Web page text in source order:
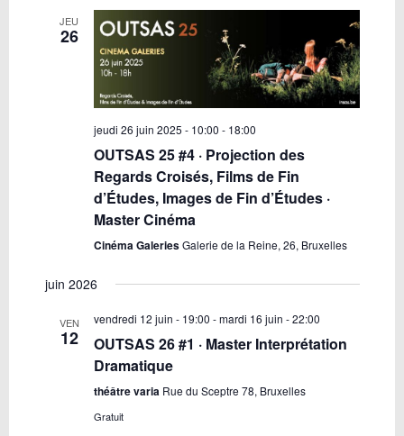
JEU
26
jeudi 26 juin 2025 - 10:00 - 18:00
OUTSAS 25 #4 · Projection des
Regards Croisés, Films de Fin
d’Études, Images de Fin d’Études ·
Master Cinéma
Cinéma GaleriesGalerie de la Reine, 26, Bruxelles
juin 2026
VEN
12
vendredi 12 juin - 19:00 -mardi 16 juin - 22:00
OUTSAS 26 #1 · Master Interprétation
Dramatique
théâtre varia Rue du Sceptre 78, Bruxelles
Gratuit